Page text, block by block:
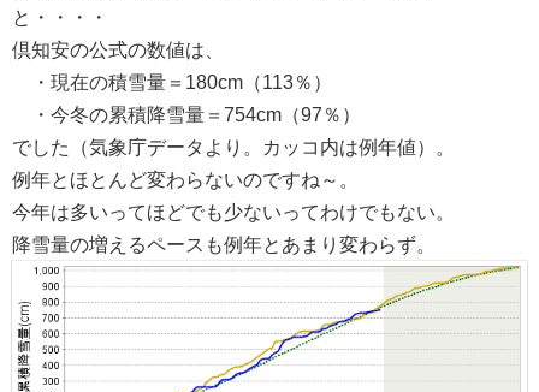
と・・・・
倶知安の公式の数値は、
・現在の積雪量＝180cm（113％）
・今冬の累積降雪量＝754cm（97％）
でした（気象庁データより。カッコ内は例年値）。
例年とほとんど変わらないのですね～。
今年は多いってほどでも少ないってわけでもない。
降雪量の増えるペースも例年とあまり変わらず。